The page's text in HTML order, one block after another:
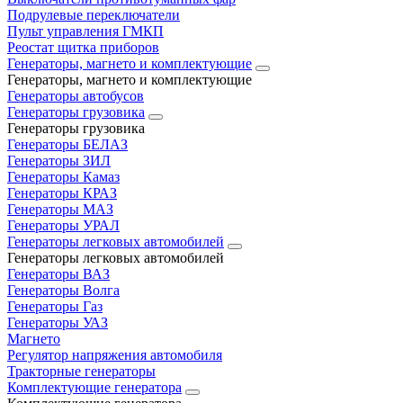
Подрулевые переключатели
Пульт управления ГМКП
Реостат щитка приборов
Генераторы, магнето и комплектующие
Генераторы, магнето и комплектующие
Генераторы автобусов
Генераторы грузовика
Генераторы грузовика
Генераторы БЕЛАЗ
Генераторы ЗИЛ
Генераторы Камаз
Генераторы КРАЗ
Генераторы МАЗ
Генераторы УРАЛ
Генераторы легковых автомобилей
Генераторы легковых автомобилей
Генераторы ВАЗ
Генераторы Волга
Генераторы Газ
Генераторы УАЗ
Магнето
Регулятор напряжения автомобиля
Тракторные генераторы
Комплектующие генератора